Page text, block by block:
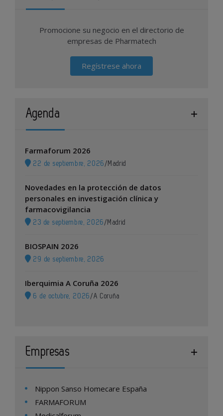
Promocione su negocio en el directorio de
empresas de Pharmatech
Regístrese ahora
Agenda
Farmaforum 2026
22 de septiembre, 2026 / Madrid
Novedades en la protección de datos
personales en investigación clínica y
farmacovigilancia
23 de septiembre, 2026 / Madrid
BIOSPAIN 2026
29 de septiembre, 2026
Iberquimia A Coruña 2026
6 de octubre, 2026 /A Coruña
Empresas
Nippon Sanso Homecare España
FARMAFORUM